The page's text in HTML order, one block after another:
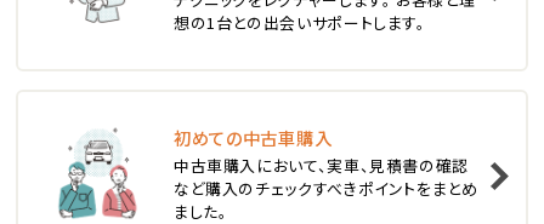
レガシィツーリングワゴン
3位
トヨタ
カローラフィールダー
想の1台との出会いサポートします。
初めての中古車購入
中古車購入において、実車、見積書の確認
など購入のチェックすべきポイントをまとめ
ました。